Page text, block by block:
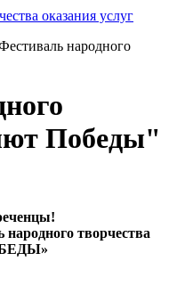
оказания услуг
народного
Победы"
творчества